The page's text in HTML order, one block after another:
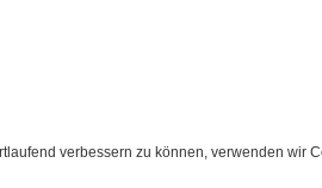
verbessern zu können, verwenden